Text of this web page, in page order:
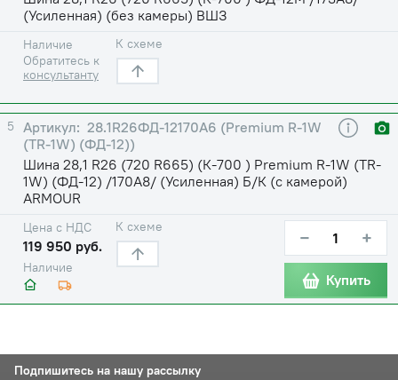
(Усиленная) (без камеры) ВШЗ
Наличие
Обратитесь к
консультанту
К схеме
5
28.1R26ФД-12170А6 (Premium R-1W
(TR-1W) (ФД-12))
Шина 28,1 R26 (720 R665) (К-700 ) Premium R-1W (TR-
1W) (ФД-12) /170A8/ (Усиленная) Б/К (с камерой)
ARMOUR
Наличие
Цена с НДС
119 950 руб.
К схеме − +
Купить
Подпишитесь на нашу рассылку